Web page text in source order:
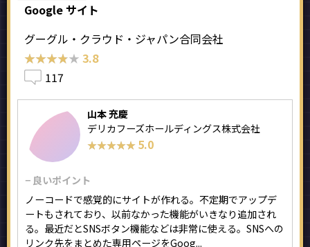
Google サイト
グーグル・クラウド・ジャパン合同会社
★★★★★
★★★★★ 3.8
117
山本 充慶
デリカフーズホールディングス株式会社
★★★★★
★★★★★ 5.0
− 良いポイント
ノーコードで感覚的にサイトが作れる。不定期でアップデ
ートもされており、以前なかった機能がいきなり追加され
る。最近だとSNSボタン機能などは非常に使える。SNSへの
リンク先をまとめた専用ページをGoog...